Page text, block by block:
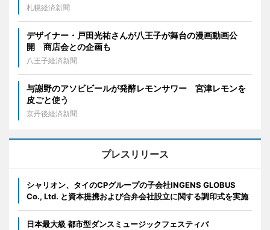
札幌経済新聞
デザイナー・戸田光祐さんが八王子が舞台の漫画動画公
開 商店会との企画も
八王子経済新聞
与謝野のアソビビールが発酵レモンサワー 宮津レモンを
皮ごと使う
京丹後経済新聞
プレスリリース
シャリオン、タイのCPグループの子会社INGENS GLOBUS
Co., Ltd. と資本提携および合弁会社設立に関する調印式を実施
日本最大級 都市型ダンスミュージックフェスティバ